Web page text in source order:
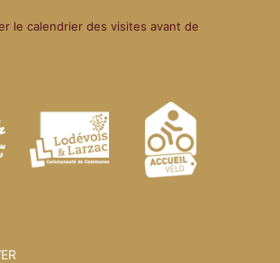
le calendrier des visites avant de